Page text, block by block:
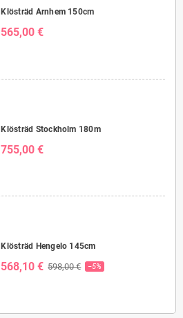
Klösträd Arnhem 150cm
565,00 €
Klösträd Stockholm 180m
755,00 €
Klösträd Hengelo 145cm
568,10 € 598,00 € −5%